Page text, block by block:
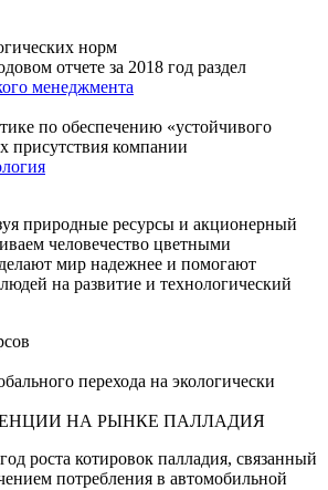
норм
отчете за 2018 год раздел
менеджмента
по обеспечению «устойчивого
присутствия компании
природные ресурсы и акционерный
человечество цветными
мир надежнее и помогают
на развитие и технологический
перехода на экологически
НА РЫНКЕ ПАЛЛАДИЯ
роста котировок палладия, связанный
потребления в автомобильной